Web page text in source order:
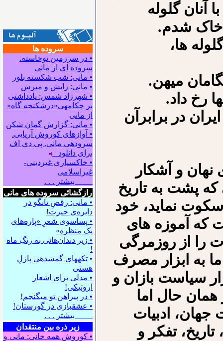
سروده ها
• در سرزمین نوخاسته.
سروده ای از مانی
• مانی: شب شکسته بلور
• مانی: زایش و میرش
• شهرزاد شمس: یادداشتی
بر چکامه‍ی«درشکنجه گاه»
از مانی
• مانی: گزارش گمان شکن
• آوازهای کوروش آریایی.
سروده‍ی مانی. پی دی اف
برای دانلود
• خاکسپاری غیردینی-
غیراسلامی
بیشتر . . .
رازگشائی سروده های مانی
• مانی: رقصِ تانگو در
دایره‌ی حیرت!
• پساسوی شعرِ «پاره‌های
یک منظره»
• زیر دندان‌هائی به رنگِ ماه
!
• تکه⁪های گمشده⁪ی پازلِ
هستی
• مدلی برای اشعار
اروتیکی!
• در پیراهن تو می⁪گنجم!
• عشقبازی در گورستان!
بیشتر . . .
زیر ذره بین منتقدان
• کوروش همه خانی: مانی و
آنان گلوله
خاک شدم.
ها،
میهن.
رخ داد.
در برابرآن
و آشکار
که پشت به تاریخ
نماید، خود
که آموزه های
را از روزمرگی
ما به ابزار مصرف
سیاست بازان و
حال اما
جهان، ادبیات
تفکر و